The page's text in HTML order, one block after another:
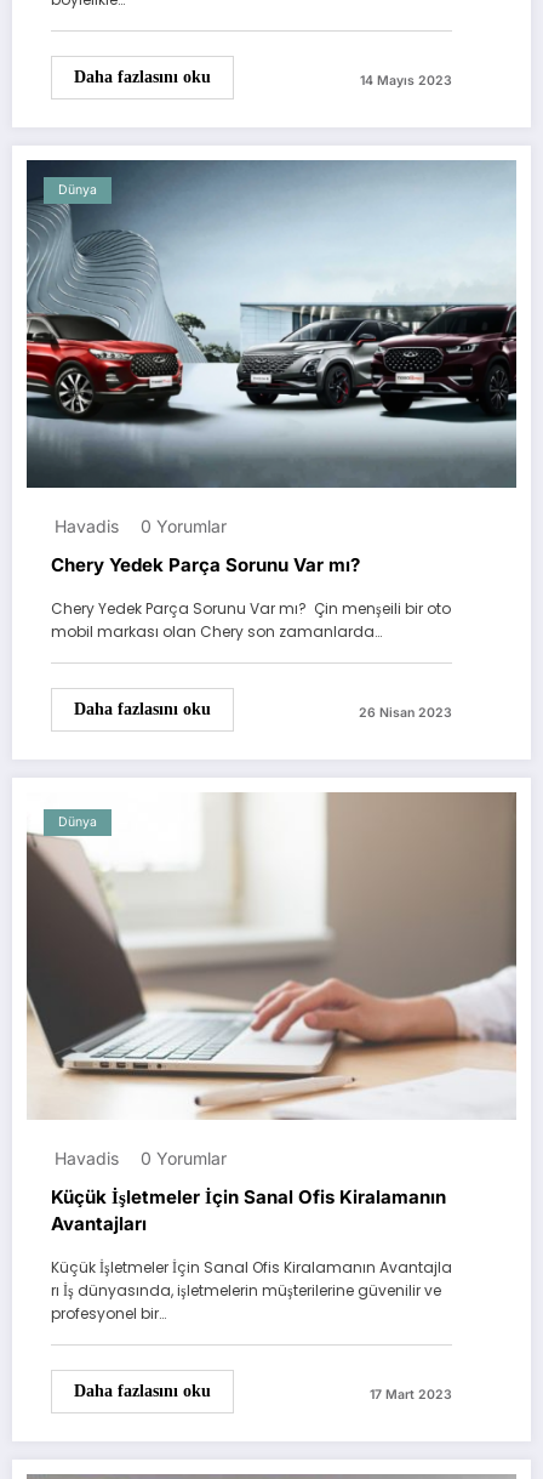
Daha fazlasını oku 14 Mayıs 2023
Dünya
Havadis 0 Yorumlar
Chery Yedek Parça Sorunu Var mı?
Chery Yedek Parça Sorunu Var mı? Çin menşeili bir oto
mobil markası olan Chery son zamanlarda…
Daha fazlasını oku 26 Nisan 2023
Dünya
Havadis 0 Yorumlar
Küçük İşletmeler İçin Sanal Ofis Kiralamanın
Avantajları
Küçük İşletmeler İçin Sanal Ofis Kiralamanın Avantajla
rı İş dünyasında, işletmelerin müşterilerine güvenilir ve
profesyonel bir…
Daha fazlasını oku 17 Mart 2023